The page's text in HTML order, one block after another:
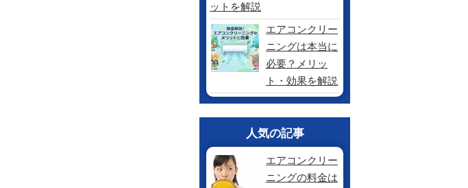
ットを解説
エアコンクリー
ニングは本当に
必要？メリッ
ト・効果を解説
人気の記事
エアコンクリー
ニングの料金は